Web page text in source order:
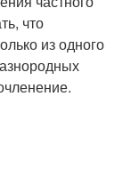
что
из одного